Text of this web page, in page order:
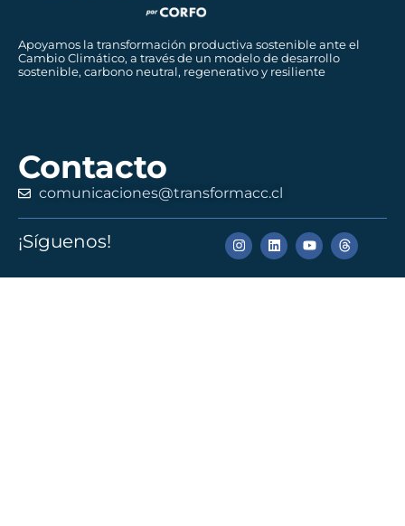
Apoyamos la transformación productiva sostenible ante el
Cambio Climático, a través de un modelo de desarrollo
sostenible, carbono neutral, regenerativo y resiliente
Contacto
comunicaciones@transformacc.cl
¡Síguenos!